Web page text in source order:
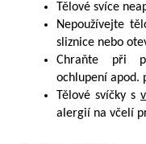
Tělové svíce
Nepoužívejte
sliznice nebo
Chraňte při
ochlupení apod.
Tělové svíčky s
alergií na včelí